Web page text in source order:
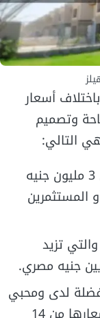
أسعار
وتصميم
التالي:
يبدأ سعر الاستوديوهات الصغيرة من 3 مليون جنيه
المستثمرين
تزيد
لدى ومحبي